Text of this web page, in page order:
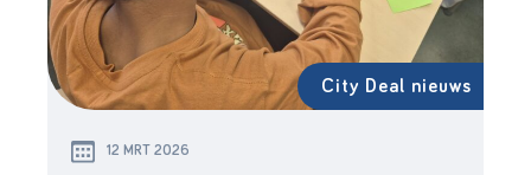
City Deal nieuws
12 MRT 2026